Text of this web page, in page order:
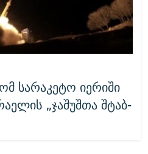
სარაკეტო იერიში
„ჯაშუშთა შტაბ-